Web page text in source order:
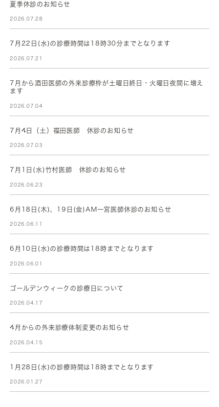
夏季休診のお知らせ
2026.07.28
7月22日(水)の診療時間は18時30分までとなります
2026.07.21
7月から酒田医師の外来診療枠が土曜日終日・火曜日夜間に増え
ます
2026.07.04
7月4日（土）福田医師 休診のお知らせ
2026.07.03
7月1日(水)竹村医師 休診のお知らせ
2026.06.23
6月18日(木)、19日(金)AM一宮医師休診のお知らせ
2026.06.11
6月10日(水)の診療時間は18時までとなります
2026.06.01
ゴールデンウィークの診療日について
2026.04.17
4月からの外来診療体制変更のお知らせ
2026.04.15
1月28日(水)の診療時間は18時までとなります
2026.01.27